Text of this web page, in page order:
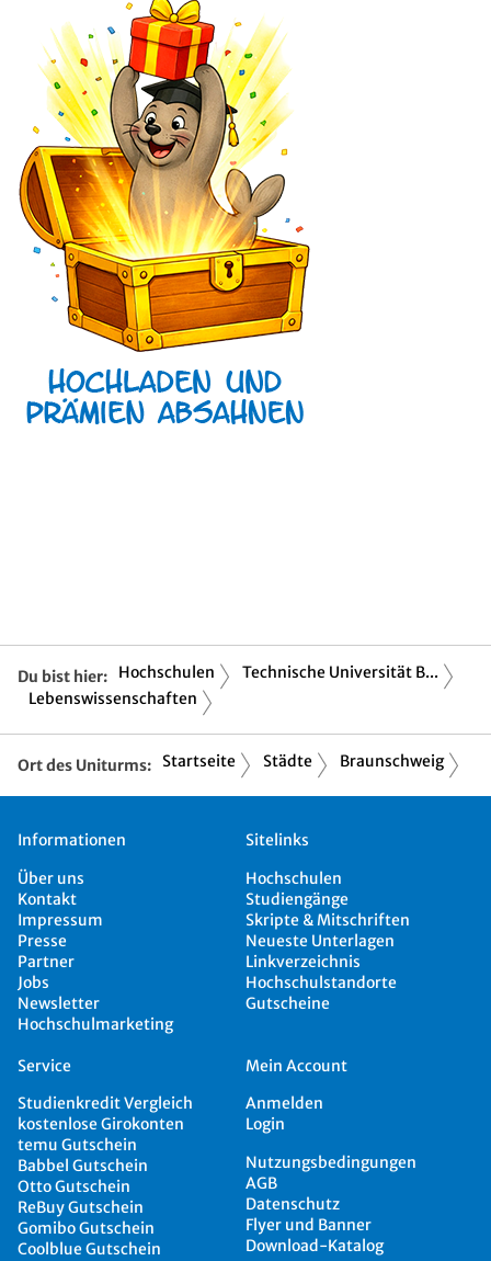
Du bist hier: Hochschulen
Technische Universität B...
Lebenswissenschaften
Ort des Uniturms: Startseite Städte Braunschweig
Informationen
Über uns
Kontakt
Impressum
Presse
Partner
Jobs
Newsletter
Hochschulmarketing
Sitelinks
Hochschulen
Studiengänge
Skripte & Mitschriften
Neueste Unterlagen
Linkverzeichnis
Hochschulstandorte
Gutscheine
Service
Studienkredit Vergleich
kostenlose Girokonten
temu Gutschein
Babbel Gutschein
Otto Gutschein
ReBuy Gutschein
Gomibo Gutschein
Coolblue Gutschein
Mein Account
Anmelden
Login
Nutzungsbedingungen
AGB
Datenschutz
Flyer und Banner
Download-Katalog